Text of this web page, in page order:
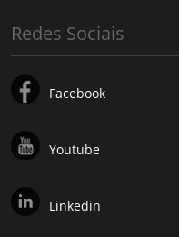
Redes Sociais
Facebook
Youtube
Linkedin